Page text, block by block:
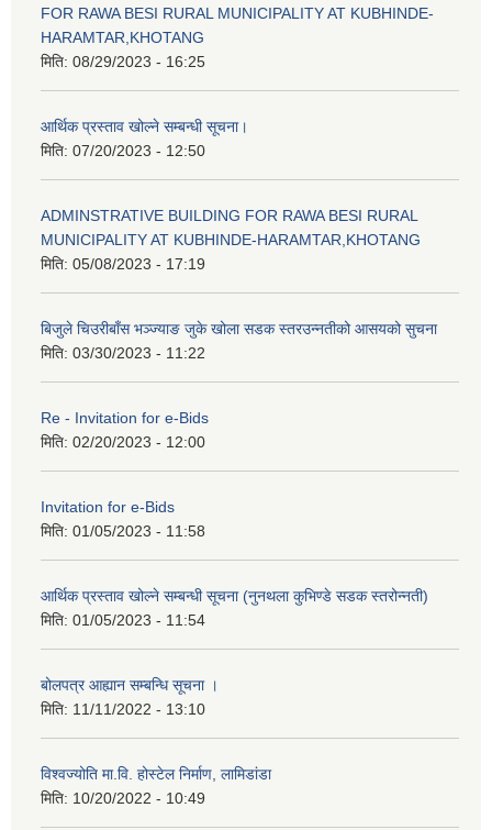
FOR RAWA BESI RURAL MUNICIPALITY AT KUBHINDE-
HARAMTAR,KHOTANG
मिति: 08/29/2023 - 16:25
आर्थिक प्रस्ताव खोल्ने सम्बन्धी सूचना।
मिति: 07/20/2023 - 12:50
ADMINSTRATIVE BUILDING FOR RAWA BESI RURAL
MUNICIPALITY AT KUBHINDE-HARAMTAR,KHOTANG
मिति: 05/08/2023 - 17:19
बिजुले चिउरीबाँस भञ्ज्याङ जुके खोला सडक स्तरउन्नतीको आसयको सुचना
मिति: 03/30/2023 - 11:22
Re - Invitation for e-Bids
मिति: 02/20/2023 - 12:00
Invitation for e-Bids
मिति: 01/05/2023 - 11:58
आर्थिक प्रस्ताव खोल्ने सम्बन्धी सूचना (नुनथला कुभिण्डे सडक स्तरोन्नती)
मिति: 01/05/2023 - 11:54
बोलपत्र आह्यान सम्बन्धि सूचना ।
मिति: 11/11/2022 - 13:10
विश्वज्योति मा.वि. होस्टेल निर्माण, लामिडांडा
मिति: 10/20/2022 - 10:49